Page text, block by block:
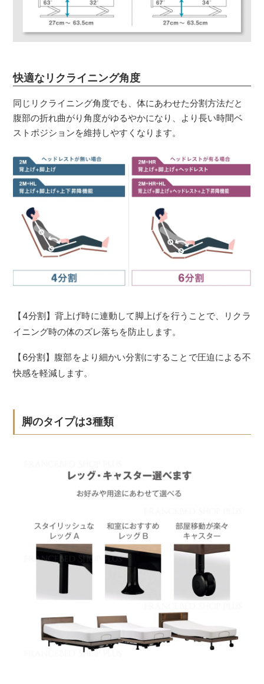
快適なリクライニング角度
同じリクライニング角度でも、体にあわせた分割方法だと
腹部の折れ曲がり角度がゆるやかになり、より長い時間ベ
ストポジションを維持しやすくなります。
【4分割】背上げ時に連動して脚上げを行うことで、リクラ
イニング時の体のズレ落ちを防止します。
【6分割】腹部をより細かい分割にすることで圧迫による不
快感を軽減します。
脚のタイプは3種類